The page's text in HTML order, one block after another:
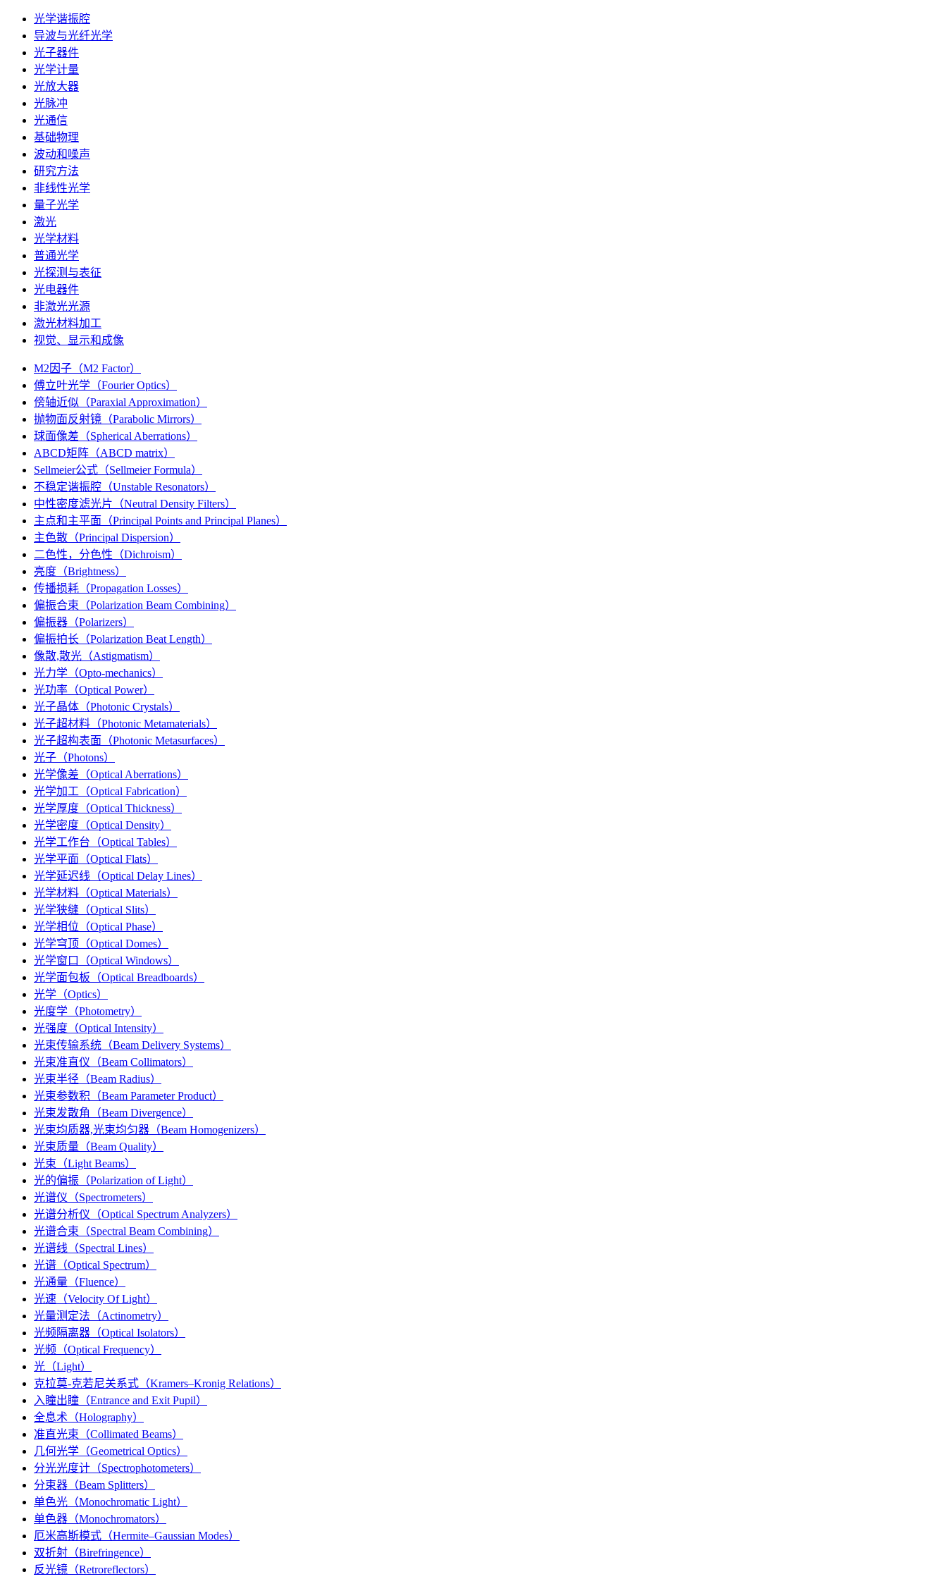
光学谐振腔
导波与光纤光学
光子器件
光学计量
光放大器
光脉冲
光通信
基础物理
波动和噪声
研究方法
非线性光学
量子光学
激光
光学材料
普通光学
光探测与表征
光电器件
非激光光源
激光材料加工
视觉、显示和成像
M2因子（M2 Factor）
傅立叶光学（Fourier Optics）
傍轴近似（Paraxial Approximation）
抛物面反射镜（Parabolic Mirrors）
球面像差（Spherical Aberrations）
ABCD矩阵（ABCD matrix）
Sellmeier公式（Sellmeier Formula）
不稳定谐振腔（Unstable Resonators）
中性密度滤光片（Neutral Density Filters）
主点和主平面（Principal Points and Principal Planes）
主色散（Principal Dispersion）
二色性，分色性（Dichroism）
亮度（Brightness）
传播损耗（Propagation Losses）
偏振合束（Polarization Beam Combining）
偏振器（Polarizers）
偏振拍长（Polarization Beat Length）
像散,散光（Astigmatism）
光力学（Opto-mechanics）
光功率（Optical Power）
光子晶体（Photonic Crystals）
光子超材料（Photonic Metamaterials）
光子超构表面（Photonic Metasurfaces）
光子（Photons）
光学像差（Optical Aberrations）
光学加工（Optical Fabrication）
光学厚度（Optical Thickness）
光学密度（Optical Density）
光学工作台（Optical Tables）
光学平面（Optical Flats）
光学延迟线（Optical Delay Lines）
光学材料（Optical Materials）
光学狭缝（Optical Slits）
光学相位（Optical Phase）
光学穹顶（Optical Domes）
光学窗口（Optical Windows）
光学面包板（Optical Breadboards）
光学（Optics）
光度学（Photometry）
光强度（Optical Intensity）
光束传输系统（Beam Delivery Systems）
光束准直仪（Beam Collimators）
光束半径（Beam Radius）
光束参数积（Beam Parameter Product）
光束发散角（Beam Divergence）
光束均质器,光束均匀器（Beam Homogenizers）
光束质量（Beam Quality）
光束（Light Beams）
光的偏振（Polarization of Light）
光谱仪（Spectrometers）
光谱分析仪（Optical Spectrum Analyzers）
光谱合束（Spectral Beam Combining）
光谱线（Spectral Lines）
光谱（Optical Spectrum）
光通量（Fluence）
光速（Velocity Of Light）
光量测定法（Actinometry）
光频隔离器（Optical Isolators）
光频（Optical Frequency）
光（Light）
克拉莫-克若尼关系式（Kramers–Kronig Relations）
入瞳出瞳（Entrance and Exit Pupil）
全息术（Holography）
准直光束（Collimated Beams）
几何光学（Geometrical Optics）
分光光度计（Spectrophotometers）
分束器（Beam Splitters）
单色光（Monochromatic Light）
单色器（Monochromators）
厄米高斯模式（Hermite–Gaussian Modes）
双折射（Birefringence）
反光镜（Retroreflectors）